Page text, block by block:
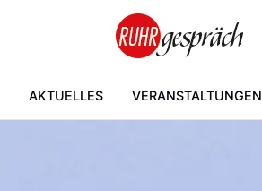
AKTUELLES VERANSTALTUNGEN